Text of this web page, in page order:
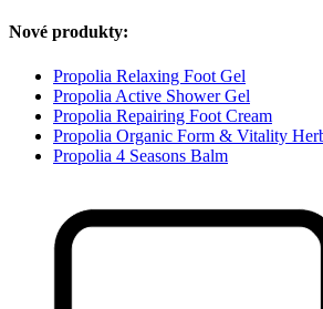
Nové produkty:
Propolia Relaxing Foot Gel
Propolia Active Shower Gel
Propolia Repairing Foot Cream
Propolia Organic Form & Vitality
Propolia 4 Seasons Balm